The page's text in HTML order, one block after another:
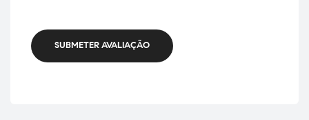
SUBMETER AVALIAÇÃO